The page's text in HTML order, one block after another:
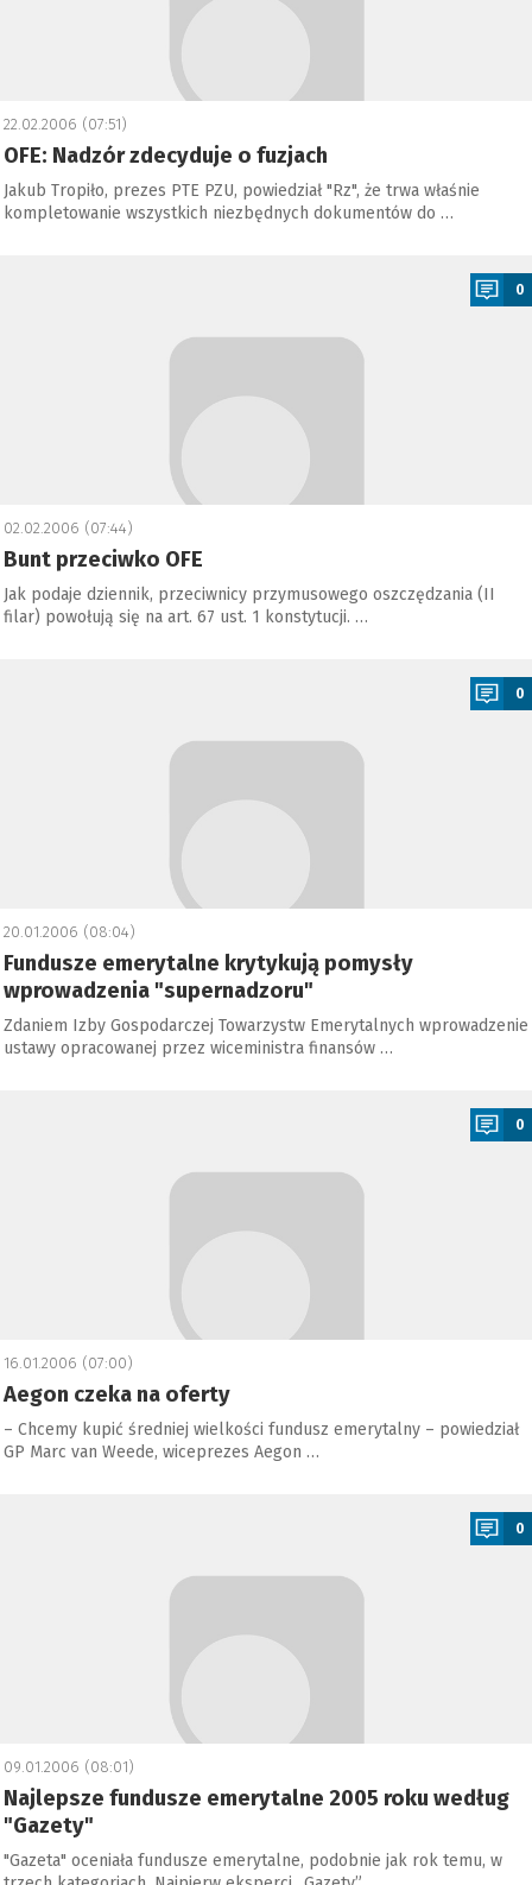
22.02.2006 (07:51)
OFE: Nadzór zdecyduje o fuzjach
Jakub Tropiło, prezes PTE PZU, powiedział "Rz", że trwa właśnie
kompletowanie wszystkich niezbędnych dokumentów do …
0
02.02.2006 (07:44)
Bunt przeciwko OFE
Jak podaje dziennik, przeciwnicy przymusowego oszczędzania (II
filar) powołują się na art. 67 ust. 1 konstytucji. …
0
20.01.2006 (08:04)
Fundusze emerytalne krytykują pomysły
wprowadzenia "supernadzoru"
Zdaniem Izby Gospodarczej Towarzystw Emerytalnych wprowadzenie
ustawy opracowanej przez wiceministra finansów …
0
16.01.2006 (07:00)
Aegon czeka na oferty
– Chcemy kupić średniej wielkości fundusz emerytalny – powiedział
GP Marc van Weede, wiceprezes Aegon …
0
09.01.2006 (08:01)
Najlepsze fundusze emerytalne 2005 roku według
"Gazety"
"Gazeta" oceniała fundusze emerytalne, podobnie jak rok temu, w